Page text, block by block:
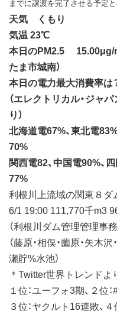
までに譲渡を完了させる予定と
天気 くもり
気温 23℃
本日のPM2.5 15.00μg/
たま市城南）
本日の電力最大消費率は
（エレクトリカル・ジャ
り）
北海道電67%、東北電
70%
関西電82、中国電90%、
77%
利根川上流域の関東８ダ
6/1 19:00 111,770千m3
（利根川ダム管理管理事
（藤原・相俣・薗原・矢木
瀬貯%水池）
＊Twitter世界トレンドよ
１位：ユーフォ3期、２位
３位：ヤクルト16連敗、